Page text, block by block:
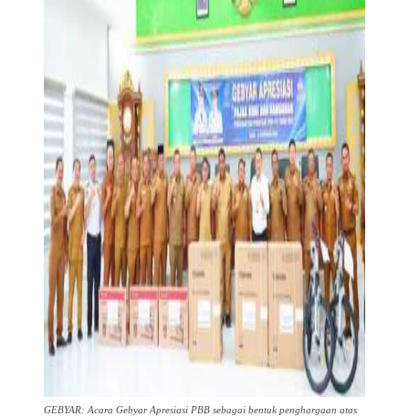
GEBYAR: Acara Gebyar Apresiasi PBB sebagai bentuk penghargaan atas